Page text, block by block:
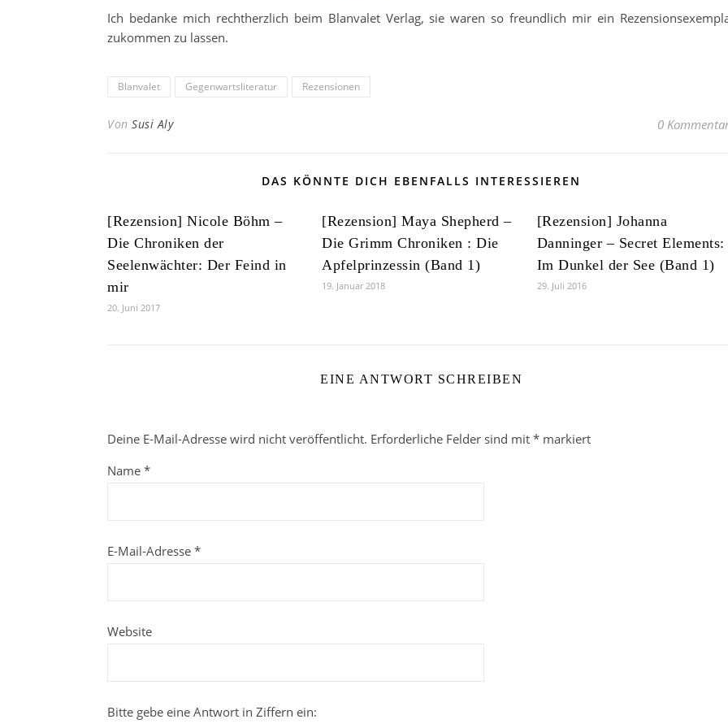
Ich bedanke mich rechtherzlich beim Blanvalet Verlag, sie waren so freundlich mir ein
zukommen zu lassen.
Blanvalet Gegenwartsliteratur Rezensionen
Von Susi Aly 0
DAS KÖNNTE DICH EBENFALLS INTERESSIEREN
[Rezension] Nicole Böhm –
Die Chroniken der
Seelenwächter: Der Feind in
mir
20. Juni 2017
[Rezension] Maya Shepherd –
Die Grimm Chroniken : Die
Apfelprinzessin (Band 1)
19. Januar 2018
[Rezension] Johanna
Danninger – Secret Elements:
Im Dunkel der See (Band 1)
29. Juli 2016
EINE ANTWORT SCHREIBEN
Deine E-Mail-Adresse wird nicht veröffentlicht. Erforderliche Felder sind mit * markiert
Name *
E-Mail-Adresse *
Website
Bitte gebe eine Antwort in Ziffern ein: